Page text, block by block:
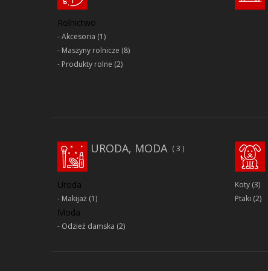
Rolnictwo
Akcesoria (1)
Maszyny rolnicze (8)
Produkty rolne (2)
URODA, MODA 3
Uroda
Makijaż (1)
Moda
Odzież damska (2)
Koty(3)
Ptaki (2)